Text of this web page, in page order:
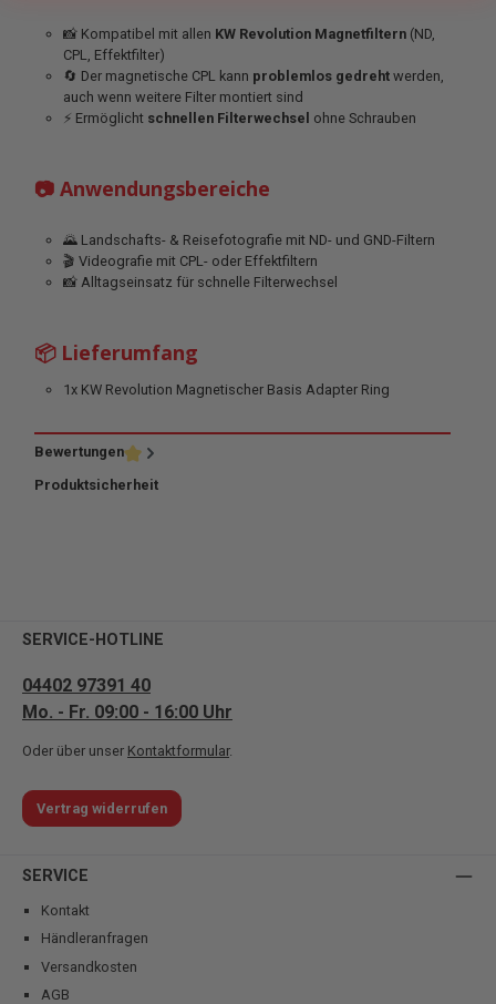
📸 Kompatibel mit allen KW Revolution Magnetfiltern(ND,
CPL, Effektfilter)
🔄 Der magnetische CPL kann problemlos gedrehtwerden,
auch wenn weitere Filter montiert sind
⚡ Ermöglicht schnellen Filterwechsel ohne Schrauben
📷 Anwendungsbereiche
🌄 Landschafts- & Reisefotografie mit ND- und GND-Filtern
🎬 Videografie mit CPL- oder Effektfiltern
📸 Alltagseinsatz für schnelle Filterwechsel
📦 Lieferumfang
1x KW Revolution Magnetischer Basis Adapter Ring
Bewertungen
Produktsicherheit
SERVICE-HOTLINE
04402 97391 40
Mo. - Fr. 09:00 - 16:00 Uhr
Oder über unser Kontaktformular.
Vertrag widerrufen
SERVICE
Kontakt
Händleranfragen
Versandkosten
AGB